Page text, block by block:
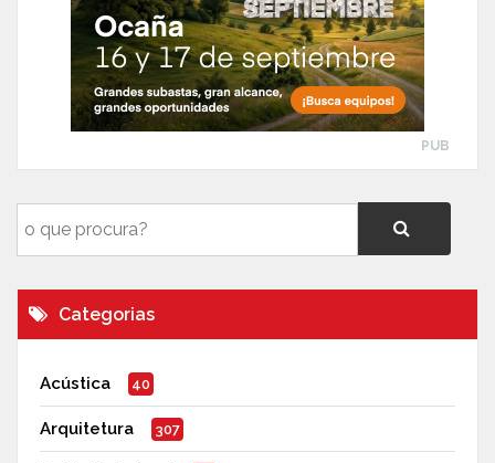
PUB
Categorias
Acústica 40
Arquitetura 307